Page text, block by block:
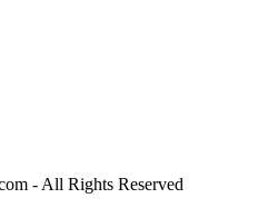
- All Rights Reserved